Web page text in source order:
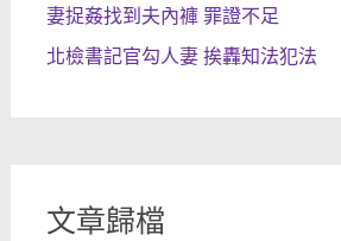
妻捉姦找到夫內褲 罪證不足
北檢書記官勾人妻 挨轟知法犯法
文章歸檔